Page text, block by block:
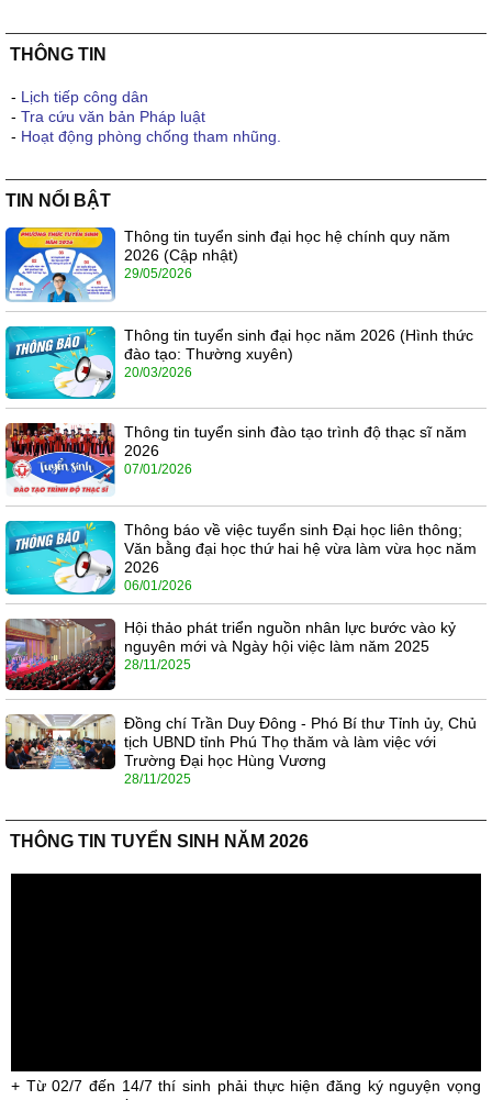
THÔNG TIN
- Lịch tiếp công dân
- Tra cứu văn bản Pháp luật
- Hoạt động phòng chống tham nhũng.
TIN NỔI BẬT
Thông tin tuyển sinh đại học hệ chính quy năm
2026 (Cập nhật)
29/05/2026
Thông tin tuyển sinh đại học năm 2026 (Hình thức
đào tạo: Thường xuyên)
20/03/2026
Thông tin tuyển sinh đào tạo trình độ thạc sĩ năm
2026
07/01/2026
Thông báo về việc tuyển sinh Đại học liên thông;
Văn bằng đại học thứ hai hệ vừa làm vừa học năm
2026
06/01/2026
Hội thảo phát triển nguồn nhân lực bước vào kỷ
nguyên mới và Ngày hội việc làm năm 2025
28/11/2025
Đồng chí Trần Duy Đông - Phó Bí thư Tỉnh ủy, Chủ
tịch UBND tỉnh Phú Thọ thăm và làm việc với
Trường Đại học Hùng Vương
28/11/2025
THÔNG TIN TUYỂN SINH NĂM 2026
+ Từ 02/7 đến 14/7 thí sinh phải thực hiện đăng ký nguyện vọng